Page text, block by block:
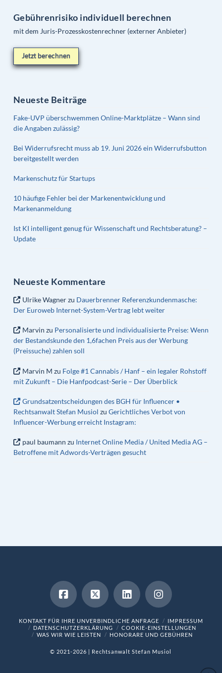
Gebührenrisiko individuell berechnen
mit dem Juris-Prozesskostenrechner (externer Anbieter)
Jetzt berechnen
Neueste Beiträge
Fake-UVP überschwemmen Online-Marktplätze – Wann sind
die Angaben zulässig?
Bei Widerrufsrecht muss ab 19. Juni 2026 ein Widerrufsbutton
bereitgestellt werden
Markenschutz für Startups
10 häufige Fehler bei der Markenentwicklung und
Markenanmeldung
Ist KI intelligent genug für Wissenschaft und Rechtsberatung? –
Update
Neueste Kommentare
Ulrike Wagnerzu Dauerbrenner Referenzkundenmasche:
Der Euroweb Internet-System-Vertrag lebt weiter
Marvin zu Personalisierte und individualisierte Preise: Wenn
der Bestandskunde den 1,6fachen Preis aus der Werbung
(Preissuche) zahlen soll
Marvin M zu Folge #1 Cannabis / Hanf – ein legaler Rohstoff
mit Zukunft – Die Hanfpodcast-Serie – Der Überblick
Grundsatzentscheidungen des BGH für Influencer •
Rechtsanwalt Stefan Musiol zu Gerichtliches Verbot von
Influencer-Werbung erreicht Instagram:
paul baumann zu Internet Online Media / United Media AG –
Betroffene mit Adwords-Verträgen gesucht
KONTAKT FÜR IHRE UNVERBINDLICHE ANFRAGE
IMPRESSUM
DATENSCHUTZERKLÄRUNG
COOKIE-EINSTELLUNGEN
WAS WIR WIE LEISTEN
HONORARE UND GEBÜHREN
© 2021-2026 | Rechtsanwalt Stefan Musiol